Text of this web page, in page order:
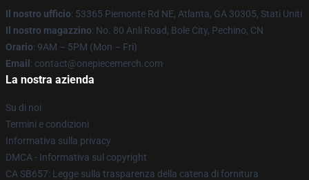
Il nostro ufficio: 53365 Piemonte Rd NE, Atlanta, GA 30305, Stati Uniti
Il nostro magazzino: No. 80 Anli Road, Bole City, Pechino, CN
Orario: 9AM – 5PM (Mon – Fri)
Email : contact@onepiecemerch.com
La nostra azienda
Su di noi
Termini e condizioni
Informativa sulla privacy
DMCA - Informativa sul copyright
CA SB657: Legge sulla trasparenza della catena di fornitura